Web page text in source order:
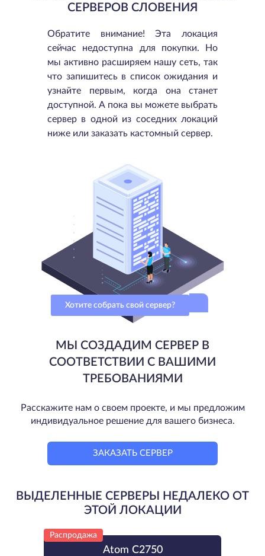
СЕРВЕРОВ СЛОВЕНИЯ
Обратите внимание! Эта локация
сейчас недоступна для покупки. Но
мы активно расширяем нашу сеть, так
что запишитесь в список ожидания и
узнайте первым, когда она станет
доступной. А пока вы можете выбрать
сервер в одной из соседних локаций
ниже или заказать кастомный сервер.
Хотите собрать свой сервер?
МЫ СОЗДАДИМ СЕРВЕР В
СООТВЕТСТВИИ С ВАШИМИ
ТРЕБОВАНИЯМИ
Расскажите нам о своем проекте, и мы предложим
индивидуальное решение для вашего бизнеса.
ЗАКАЗАТЬ СЕРВЕР
ВЫДЕЛЕННЫЕ СЕРВЕРЫ НЕДАЛЕКО ОТ
ЭТОЙ ЛОКАЦИИ
Распродажа
Atom C2750